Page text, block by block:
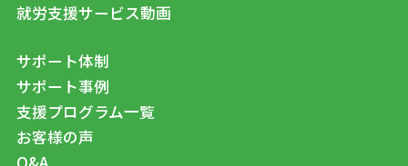
就労支援サービス動画
サポート体制
サポート事例
支援プログラム一覧
お客様の声